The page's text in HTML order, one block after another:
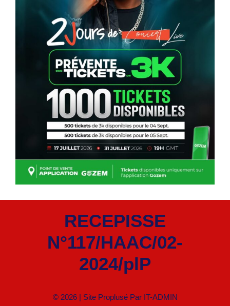
RECEPISSE
N°117/HAAC/02-
2024/plP
© 2026 | Site Proplusé Par IT-ADMIN